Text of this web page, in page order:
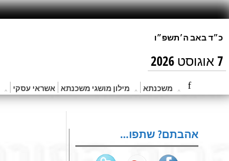
7 אוגוסט 2026
משכנתא מילון מושגי משכנתא אשראי עסקי
אהבתם? שתפו…